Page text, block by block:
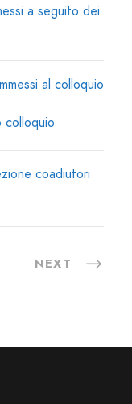
a seguito dei
al colloquio
colloquio
coadiutori
NEXT